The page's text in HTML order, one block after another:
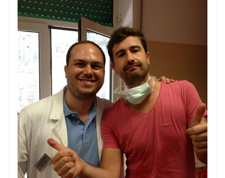
Paziente
Ho trovato un medico preparato,
professionale e con una grande empatia.
Oltre alla competenza, ho apprezzato
l’ascolto e la gentilezza. Mi sono sentita
capita e seguita. Grazie infinite
Paziente